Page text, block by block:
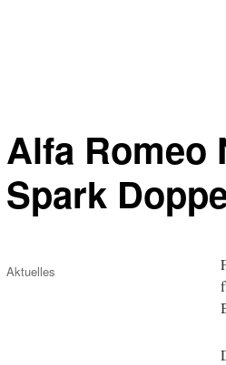
Alfa Romeo
Spark
Veröffentlicht
Kategorien
Aktuelles